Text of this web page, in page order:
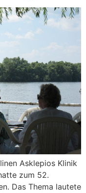
Asklepios Klinik
zum 52.
Das Thema lautete